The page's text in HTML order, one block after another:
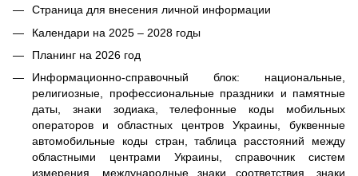
Страница для внесения личной информации
Календари на 2025 – 2028 годы
Планинг на 2026 год
Информационно-справочный блок: национальные,
религиозные, профессиональные праздники и памятные
даты, знаки зодиака, телефонные коды мобильных
операторов и областных центров Украины, буквенные
автомобильные коды стран, таблица расстояний между
областными центрами Украины, справочник систем
измерения, международные знаки соответствия, знаки